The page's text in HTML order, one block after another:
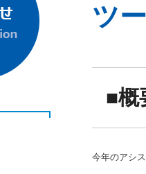
ツ
■概
今年のアシ